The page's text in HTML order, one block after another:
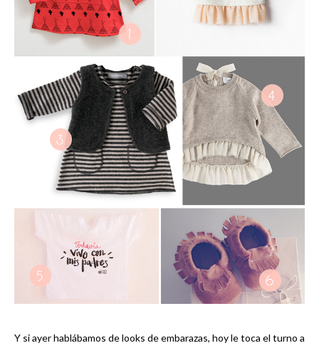
Y si ayer hablábamos de looks de embarazas, hoy le toca el turno a